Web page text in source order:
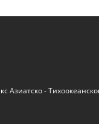
Азиатско -